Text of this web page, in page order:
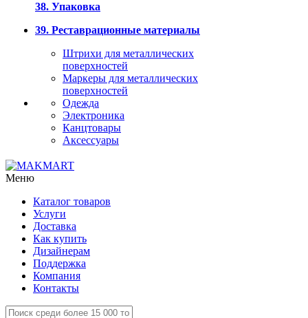
38. Упаковка
39. Реставрационные материалы
Штрихи для металлических
поверхностей
Маркеры для металлических
поверхностей
Одежда
Электроника
Канцтовары
Аксессуары
Меню
Каталог товаров
Услуги
Доставка
Как купить
Дизайнерам
Поддержка
Компания
Контакты